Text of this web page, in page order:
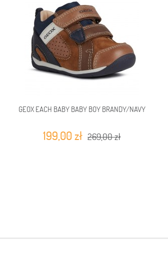
GEOX EACH BABY BABY BOY BRANDY/NAVY
199,00 zł 269,00 zł